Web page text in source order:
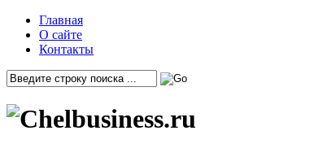
Главная
О сайте
Контакты